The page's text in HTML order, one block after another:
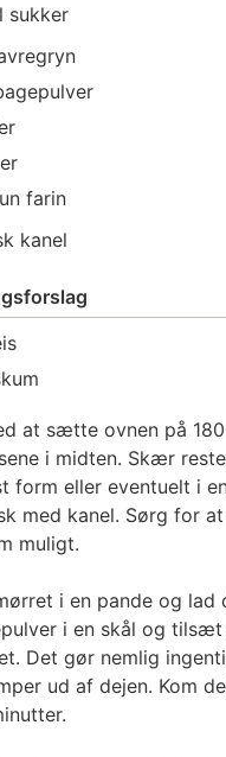
sukker
farin
kanel
at sætte ovnen på
i midten. Skær
form eller eventuelt i
med kanel. Sørg for
muligt.
i en pande og lad
i en skål og tilsæt
Det gør nemlig
ud af dejen. Kom